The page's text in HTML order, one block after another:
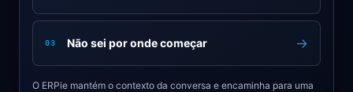
03 Não sei por onde começar →
O ERPie mantém o contexto da conversa e encaminha para uma